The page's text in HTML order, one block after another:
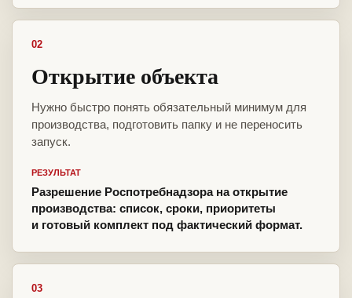
02
Открытие объекта
Нужно быстро понять обязательный минимум для
производства, подготовить папку и не переносить
запуск.
РЕЗУЛЬТАТ
Разрешение Роспотребнадзора на открытие
производства: список, сроки, приоритеты
и готовый комплект под фактический формат.
03